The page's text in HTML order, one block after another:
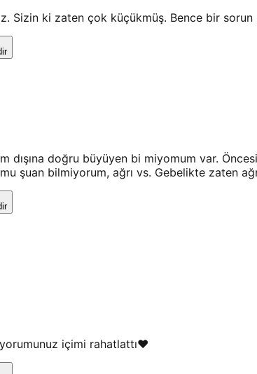
Sizin ki zaten çok küçükmüş. Bence bir
dışına doğru büyüyen bi miyomum var.
şuan bilmiyorum, ağrı vs. Gebelikte zaten
içimi rahatlattı❤️